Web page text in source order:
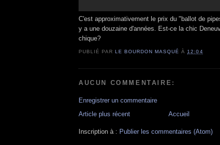
C'est approximativement le prix du "ballot de
y a une douzaine d'années. Est-ce la chic
chique?
PUBLIÉ PARLE BOURDON MASQUÉ À 12:04
AUCUN COMMENTAIRE:
Enregistrer un commentaire
Article plus récent
Accueil
Inscription à : Publier les commentaires (Atom)